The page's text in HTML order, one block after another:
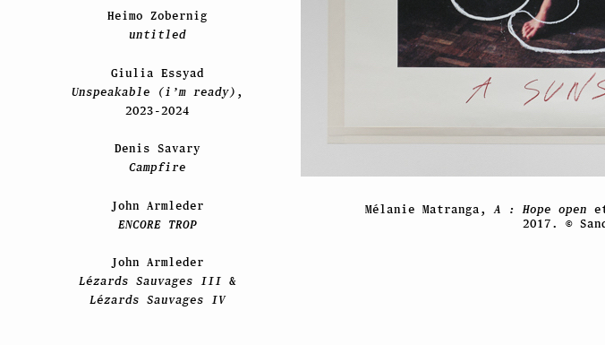
Mélanie Matranga, A : Hope open
2017. ©
Heimo Zobernig
untitled
Giulia Essyad
Unspeakable (i’m ready) ,
2023-2024
Denis Savary
Campfire
John Armleder
ENCORE TROP
John Armleder
Lézards Sauvages III &
Lézards Sauvages IV